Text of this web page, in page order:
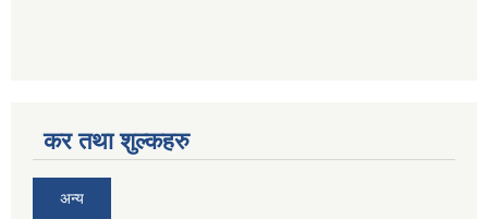
कर तथा शुल्कहरु
अन्य